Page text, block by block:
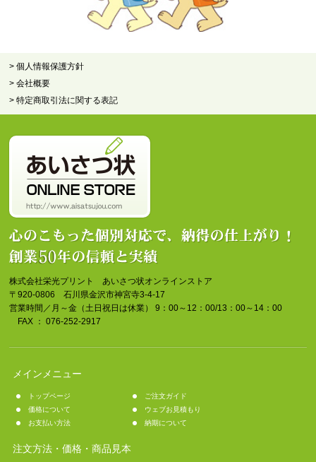
> 個人情報保護方針
> 会社概要
> 特定商取引法に関する表記
株式会社栄光プリント あいさつ状オンラインストア
〒920-0806 石川県金沢市神宮寺3-4-17
営業時間／月～金（土日祝日は休業） 9：00～12：00/13：00～14：00
FAX ： 076-252-2917
メインメニュー
トップページ
ご注文ガイド
価格について
ウェブお見積もり
お支払い方法
納期について
注文方法・価格・商品見本